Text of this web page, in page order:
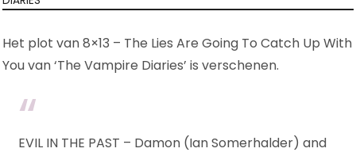
PLOT
Het plot van 8×13 – The Lies Are Going To Catch Up With
You van ‘The Vampire Diaries’ is verschenen.
EVIL IN THE PAST – Damon (Ian Somerhalder) and